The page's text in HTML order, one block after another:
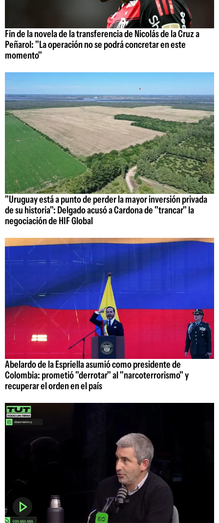
Fin de la novela de la transferencia de Nicolás de la Cruz a
Peñarol: "La operación no se podrá concretar en este
momento"
"Uruguay está a punto de perder la mayor inversión privada
de su historia": Delgado acusó a Cardona de "trancar" la
negociación de HIF Global
Abelardo de la Espriella asumió como presidente de
Colombia: prometió "derrotar" al "narcoterrorismo" y
recuperar el orden en el país